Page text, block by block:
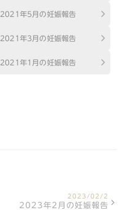
2021年5月の妊娠報告
2021年3月の妊娠報告
2021年1月の妊娠報告
2023/02/2
2023年2月の妊娠報告